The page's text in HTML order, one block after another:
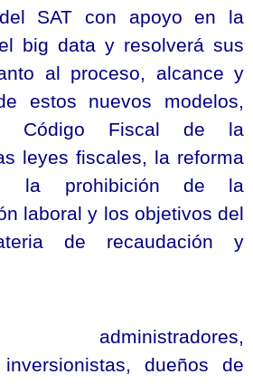
SAT con apoyo en la
big data y resolverá sus
al proceso, alcance y
estos nuevos modelos,
Código Fiscal de la
leyes fiscales, la reforma
la prohibición de la
laboral y los objetivos del
de recaudación y
administradores,
inversionistas, dueños de